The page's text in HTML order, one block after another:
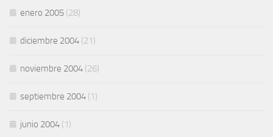
enero 2005 (28)
diciembre 2004 (21)
noviembre 2004 (26)
septiembre 2004 (1)
junio 2004 (1)